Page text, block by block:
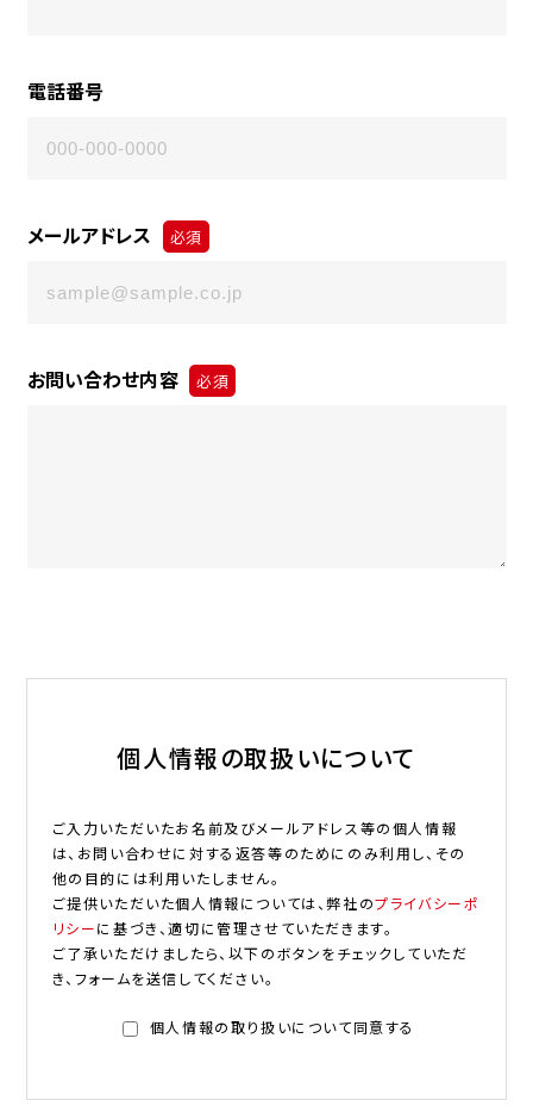
電話番号
メールアドレス 必須
お問い合わせ内容 必須
個人情報の取扱いについて
ご入力いただいたお名前及びメールアドレス等の個人情報
は、お問い合わせに対する返答等のためにのみ利用し、その
他の目的には利用いたしません。
ご提供いただいた個人情報については、弊社のプライバシーポ
リシーに基づき、適切に管理させていただきます。
ご了承いただけましたら、以下のボタンをチェックしていただ
き、フォームを送信してください。
個人情報の取り扱いについて同意する